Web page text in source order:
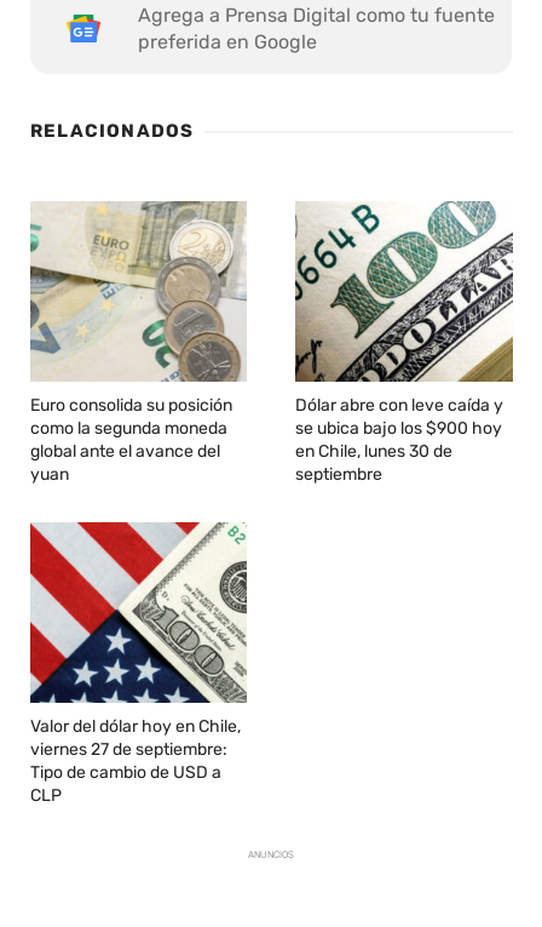
Agrega a Prensa Digital como tu fuente
preferida en Google
RELACIONADOS
Euro consolida su posición
como la segunda moneda
global ante el avance del
yuan
Dólar abre con leve caída y
se ubica bajo los $900 hoy
en Chile, lunes 30 de
septiembre
Valor del dólar hoy en Chile,
viernes 27 de septiembre:
Tipo de cambio de USD a
CLP
ANUNCIOS